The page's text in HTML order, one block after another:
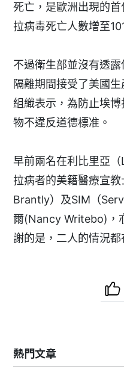
死亡，是歐洲出現的
拉病毒死亡人數增至
不過衛生部並沒有透
隔離期間接受了美國
組織表示，為防止埃
物不違反道德標准。
早前兩名在利比里亞
拉病者的美籍醫療宣
Brantly）及SIM（
爾(Nancy Writebo)，
謝的是，二人的情況都
熱門文章